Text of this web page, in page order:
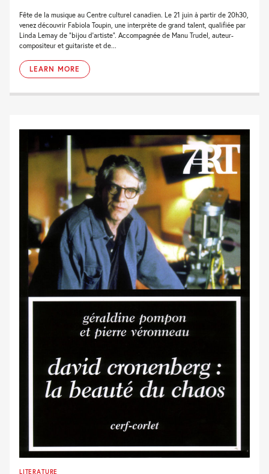
Fête de la musique au Centre culturel canadien. Le 21 juin à partir de 20h30,
venez découvrir Fabiola Toupin, une interprète de grand talent, qualifiée par
Linda Lemay de “bijou d’artiste”. Accompagnée de Manu Trudel, auteur-
compositeur et guitariste et de...
LEARN MORE
LITERATURE